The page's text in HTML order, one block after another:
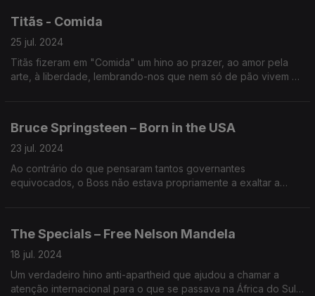
Titãs - Comida
25 jul. 2024
Titãs fizeram em "Comida" um hino ao prazer, ao amor pela
arte, à liberdade, lembrando-nos que nem só de pão vivem as
Bruce Springsteen – Born in the USA
23 jul. 2024
Ao contrário do que pensaram tantos governantes
equivocados, o Boss não estava propriamente a exaltar a
The Specials – Free Nelson Mandela
18 jul. 2024
Um verdadeiro hino anti-apartheid que ajudou a chamar a
atenção internacional para o que se passava na África do Sul